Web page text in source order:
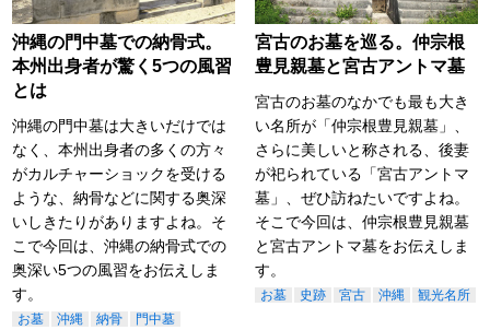
沖縄の門中墓での納骨式。
本州出身者が驚く5つの風習
とは
沖縄の門中墓は大きいだけでは
なく、本州出身者の多くの方々
がカルチャーショックを受ける
ような、納骨などに関する奥深
いしきたりがありますよね。そ
こで今回は、沖縄の納骨式での
奥深い5つの風習をお伝えしま
す。
お墓 沖縄 納骨 門中墓
宮古のお墓を巡る。仲宗根
豊見親墓と宮古アントマ墓
宮古のお墓のなかでも最も大き
い名所が「仲宗根豊見親墓」、
さらに美しいと称される、後妻
が祀られている「宮古アントマ
墓」、ぜひ訪ねたいですよね。
そこで今回は、仲宗根豊見親墓
と宮古アントマ墓をお伝えしま
す。
お墓 史跡 宮古 沖縄 観光名所